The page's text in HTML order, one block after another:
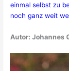
einmal selbst zu
noch ganz weit
Autor: Johannes